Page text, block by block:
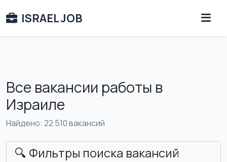
ISRAEL JOB
Все вакансии работы в
Израиле
Найдено: 22 510 вакансий
🔍 Фильтры поиска вакансий